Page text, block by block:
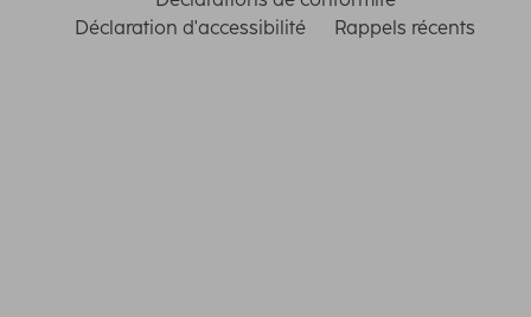
Déclaration d'accessibilité
Rappels récents